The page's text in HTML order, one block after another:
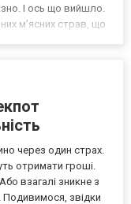
І ось що вийшло.
м’ясних страв, що
через один страх.
отримати гроші.
взагалі зникне з
звідки